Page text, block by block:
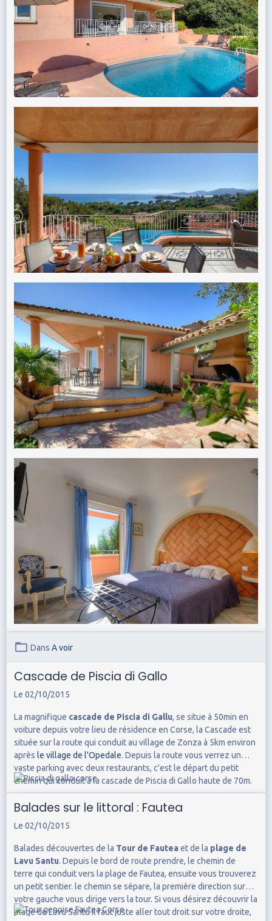
Dans A voir
Cascade de Piscia di Gallo
Le 02/10/2015
La magnifique cascade de Piscia di Gallu, se situe à 50min en
voiture depuis votre lieu de résidence en Corse, la Cascade est
située sur la route qui conduit au village de Zonza à 5km environ
après le village de l'Opedale. Depuis la route vous verrez un
vaste parking avec deux restaurants, c'est le départ du petit
chemin qui conduit à la cascade de Piscia di Gallo haute de 70m.
Balades sur le littoral : Fautea
Le 02/10/2015
Balades découvertes de la Tour de Fautea et de la plage de
Lavu Santu. Depuis le bord de route prendre, le chemin de
terre qui conduit vers la plage de Fautea, ensuite vous trouverez
un petit sentier. le chemin se sépare, la première direction sur
votre gauche vous dirige vers la tour. Si vous désirez découvrir la
plage de Lavu Santu il faut juste aller tout droit sur votre droite,